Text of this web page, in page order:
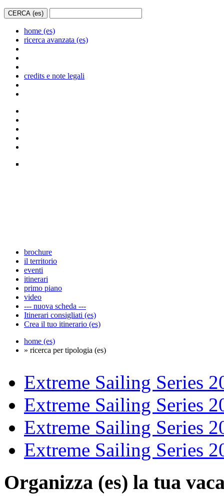
home (es)
ricerca avanzata (es)
credits e note legali
brochure
il territorio
eventi
itinerari
primo piano
video
--- nuova scheda ---
Itinerari consigliati (es)
Crea il tuo itinerario (es)
home (es)
» ricerca per tipologia (es)
Extreme Sailing Series
Extreme Sailing Series
Extreme Sailing Series
Extreme Sailing Series
Organizza (es) la tua